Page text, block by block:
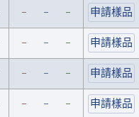
-- -- --
-- -- --
-- -- --
-- -- --